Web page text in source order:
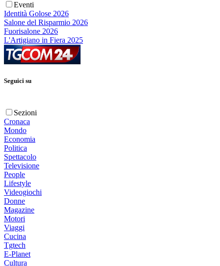
Eventi
Identità Golose 2026
Salone del Risparmio 2026
Fuorisalone 2026
L'Artigiano in Fiera 2025
Seguici su
Sezioni
Cronaca
Mondo
Economia
Politica
Spettacolo
Televisione
People
Lifestyle
Videogiochi
Donne
Magazine
Motori
Viaggi
Cucina
Tgtech
E-Planet
Cultura